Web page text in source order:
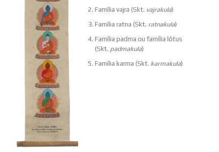
Família vajra (Skt. vajrakula)
Família ratna (Skt. ratnakula)
Família padma ou família lótus
(Skt. padmakula)
Família karma (Skt. karmakula)